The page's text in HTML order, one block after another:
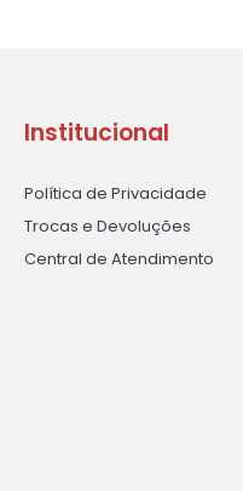
Institucional
Política de Privacidade
Trocas e Devoluções
Central de Atendimento